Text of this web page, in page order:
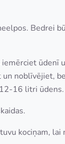
Bedrei
ūdenī
noblīvējiet,
16 litri ūdens.
kociņam, lai